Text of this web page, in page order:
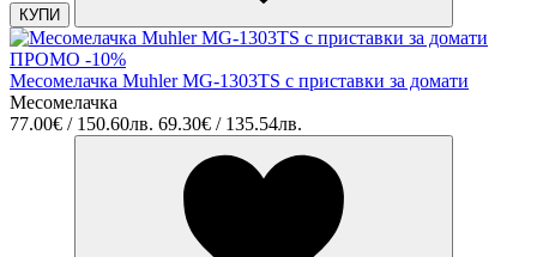
КУПИ
ПРОМО -10%
Месомелачка Muhler MG-1303TS с приставки за домати
Месомелачка
77.00€ / 150.60лв. 69.30€ / 135.54лв.